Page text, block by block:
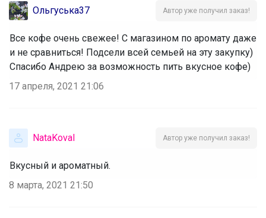
Ольгуська37 Автор уже получил заказ!
Все кофе очень свежее! С магазином по аромату даже
и не сравниться! Подсели всей семьей на эту закупку)
Спасибо Андрею за возможность пить вкусное кофе)
17 апреля, 2021 21:06
NataKoval Автор уже получил заказ!
Вкусный и ароматный.
8 марта, 2021 21:50